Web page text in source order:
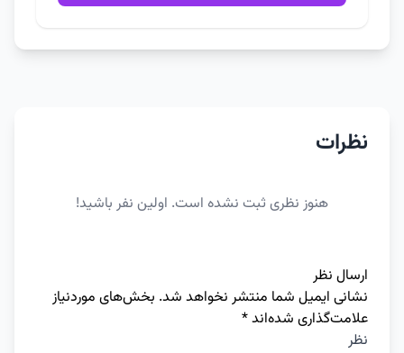
نظرات
هنوز نظری ثبت نشده است. اولین نفر باشید!
ارسال نظر
نشانی ایمیل شما منتشر نخواهد شد. بخش‌های موردنیاز
علامت‌گذاری شده‌اند*
نظر